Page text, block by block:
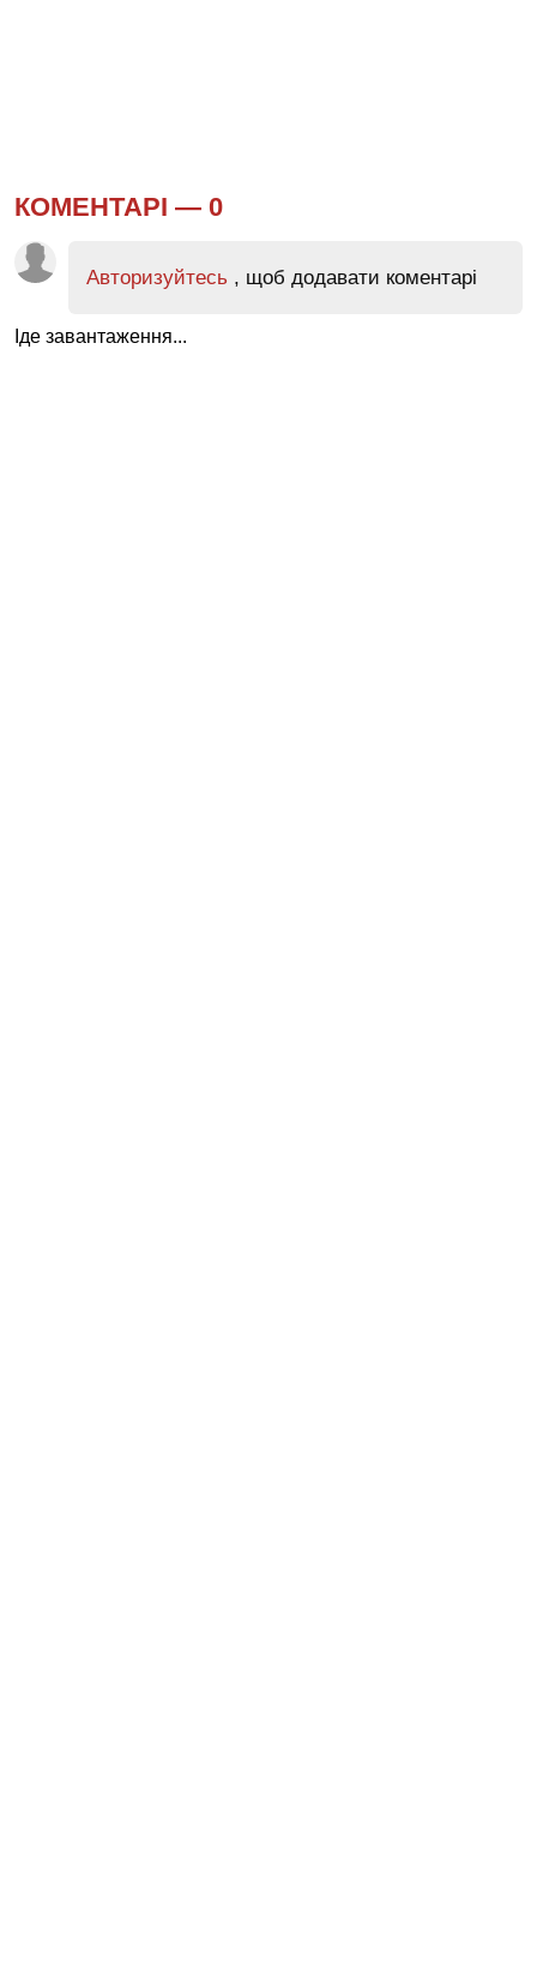
КОМЕНТАРІ — 0
Авторизуйтесь , щоб додавати коментарі
Іде завантаження...